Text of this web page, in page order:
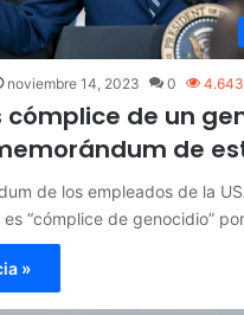
noviembre 14, 2023 0 4.643
cómplice de un
de
de los empleados de la
“cómplice de genocidio”
»